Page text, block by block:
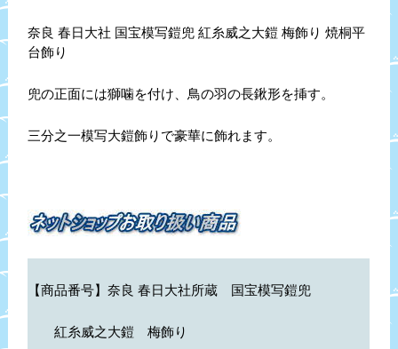
奈良 春日大社 国宝模写鎧兜 紅糸威之大鎧 梅飾り 焼桐平
台飾り
兜の正面には獅噛を付け、鳥の羽の長鍬形を挿す。
三分之一模写大鎧飾りで豪華に飾れます。
【商品番号】奈良 春日大社所蔵 国宝模写鎧兜
紅糸威之大鎧 梅飾り